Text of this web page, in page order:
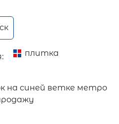
плитка
на синей ветке метро